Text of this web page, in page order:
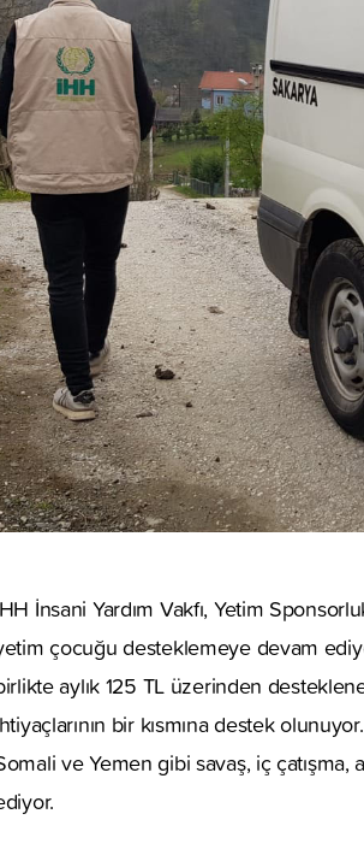
İnsani Yardım Vakfı, Yetim
çocuğu desteklemeye devam
aylık 125 TL üzerinden
bir kısmına destek
ve Yemen gibi savaş, iç